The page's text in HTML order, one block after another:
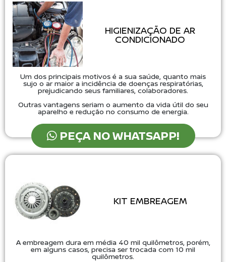
HIGIENIZAÇÃO DE AR
CONDICIONADO
Um dos principais motivos é a sua saúde, quanto mais
sujo o ar maior a incidência de doenças respiratórias,
prejudicando seus familiares, colaboradores.
Outras vantagens seriam o aumento da vida útil do seu
aparelho e redução no consumo de energia.
PEÇA NO WHATSAPP!
KIT EMBREAGEM
A embreagem dura em média 40 mil quilômetros, porém,
em alguns casos, precisa ser trocada com 10 mil
quilômetros.